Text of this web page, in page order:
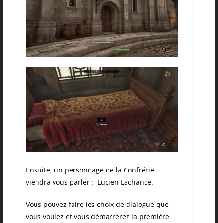
Ensuite, un personnage de la Confrérie
viendra vous parler : Lucien Lachance.
Vous pouvez faire les choix de dialogue que
vous voulez et vous démarrerez la première